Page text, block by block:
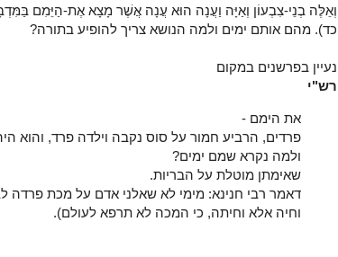
וְאֵלֶּה בְנֵי-צִבְעוֹן וְאַיָּה וַעֲנָה הוּא עֲנָה אֲשֶׁר מָצָא אֶת-הַיֵּמִם
כד). מהם אותם ימים ולמה הנושא צריך להופיע בתורה?
נעיין בפרשנים במקום
רש"י
את הימם -
פרדים, הרביע חמור על סוס נקבה וילדה פרד, והוא
ולמה נקרא שמם ימים?
שאימתן מוטלת על הבריות.
דאמר רבי חנינא: מימי לא שאלני אדם על מכת פרדה
וחיה אלא וחיתה, כי המכה לא תרפא לעולם).